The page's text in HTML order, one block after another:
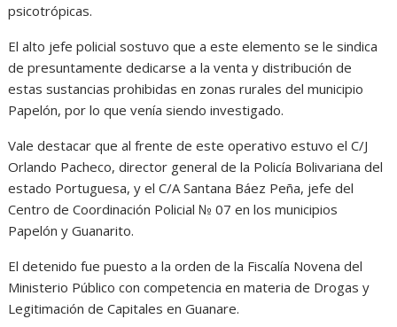
psicotrópicas.
El alto jefe policial sostuvo que a este elemento se le sindica
de presuntamente dedicarse a la venta y distribución de
estas sustancias prohibidas en zonas rurales del municipio
Papelón, por lo que venía siendo investigado.
Vale destacar que al frente de este operativo estuvo el C/J
Orlando Pacheco, director general de la Policía Bolivariana del
estado Portuguesa, y el C/A Santana Báez Peña, jefe del
Centro de Coordinación Policial № 07 en los municipios
Papelón y Guanarito.
El detenido fue puesto a la orden de la Fiscalía Novena del
Ministerio Público con competencia en materia de Drogas y
Legitimación de Capitales en Guanare.